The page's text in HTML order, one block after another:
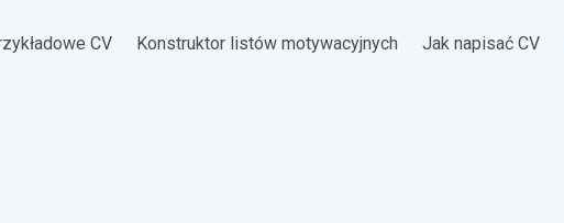
CV Konstruktor listów motywacyjnych Jak napisać CV